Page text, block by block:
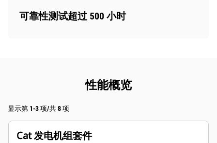
可靠性测试超过 500 小时
性能概览
显示第 1-3 项/共 8 项
Cat 发电机组套件